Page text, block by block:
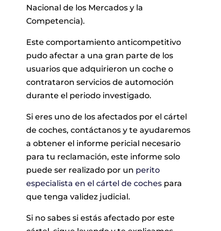
Nacional de los Mercados y la
Competencia).
Este comportamiento anticompetitivo
pudo afectar a una gran parte de los
usuarios que adquirieron un coche o
contrataron servicios de automoción
durante el periodo investigado.
Si eres uno de los afectados por el cártel
de coches, contáctanos y te ayudaremos
a obtener el informe pericial necesario
para tu reclamación, este informe solo
puede ser realizado por un perito
especialista en el cártel de cochespara
que tenga validez judicial.
Si no sabes si estás afectado por este